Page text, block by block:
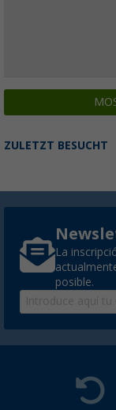
ZULETZT BESUCHT
La
posible.